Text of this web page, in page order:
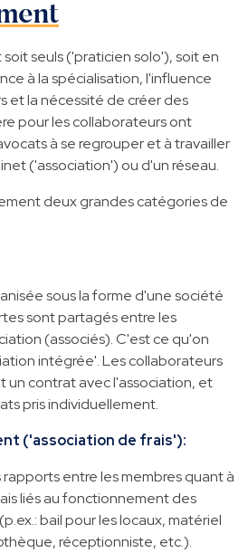
seuls ('praticien solo'), soit en
à la spécialisation, l'influence
et la nécessité de créer des
pour les collaborateurs ont
à se regrouper et à travailler
('association') ou d'un réseau.
deux grandes catégories de
sous la forme d'une société
sont partagés entre les
(associés). C'est ce qu'on
intégrée'. Les collaborateurs
un contrat avec l'association, et
pris individuellement.
('association de frais'):
entre les membres quant à
liés au fonctionnement des
bail pour les locaux, matériel
réceptionniste, etc.).